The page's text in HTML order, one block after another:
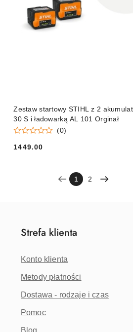
Zestaw startowy STIHL z 2
30 S i ładowarką AL 101 Orginał
(0)
Cena:
1449.00
1 2
Strefa klienta
Konto klienta
Metody płatności
Dostawa - rodzaje i czas
Pomoc